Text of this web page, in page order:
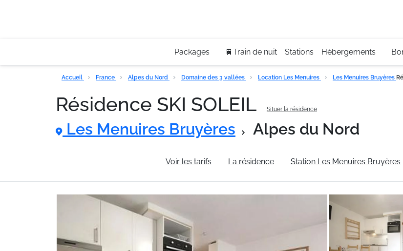
Packages 🚆Train de nuit Stations Hébergements
Accueil France Alpes du Nord Domaine des 3 vallées Location Les Menuires Les Menuires Bruyères
Résidence SKI SOLEIL Situer la résidence
Les Menuires Bruyères Alpes du Nord
Voir les tarifs La résidence Station Les Menuires Bruyères